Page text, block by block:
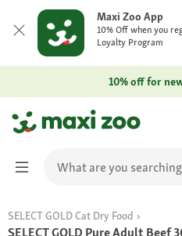
Maxi Zoo App
10% Off when you
Loyalty Program
10% off for
SELECT GOLD Cat Dry Food
SELECT GOLD Pure Adult Beef